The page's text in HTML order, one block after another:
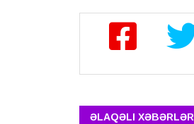
ƏLAQƏLI XƏBƏRLƏR